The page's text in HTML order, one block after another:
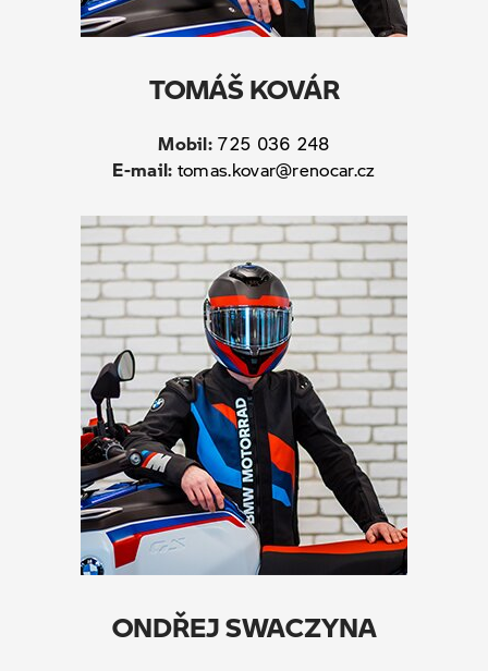
TOMÁŠ KOVÁR
Mobil: 725 036 248
E-mail: tomas.kovar@renocar.cz
ONDŘEJ SWACZYNA